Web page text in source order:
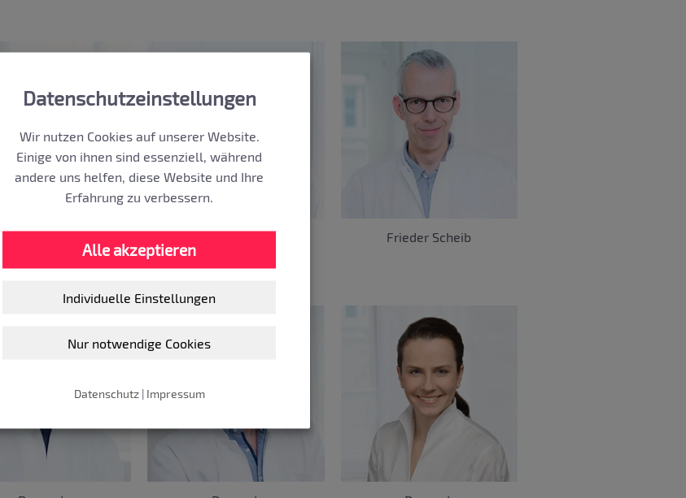
Dr. med.
Michaela Berten
Dr. med.
Cornelia Eulenstein
Frieder Scheib
Datenschutzeinstellungen
Wir nutzen Cookies auf unserer Website.
Einige von ihnen sind essenziell, während
andere uns helfen, diese Website und Ihre
Erfahrung zu verbessern.
Alle akzeptieren
Individuelle Einstellungen
Nur notwendige Cookies
Datenschutz | Impressum